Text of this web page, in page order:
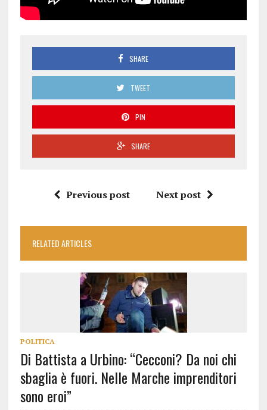
SHARE
TWEET
PIN
SHARE
Previous post Next post
RELATED ARTICLES
POLITICA
Di Battista a Urbino: “Cecconi? Da noi chi
sbaglia è fuori. Nelle Marche imprenditori
sono eroi”